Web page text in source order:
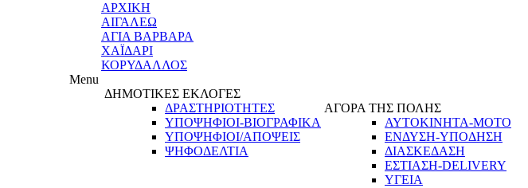
ΑΡΧΙΚΗ
ΑΙΓΑΛΕΩ
ΑΓΙΑ ΒΑΡΒΑΡΑ
ΧΑΪΔΑΡΙ
ΚΟΡΥΔΑΛΛΟΣ
Menu
ΔΗΜΟΤΙΚΕΣ ΕΚΛΟΓΕΣ
ΔΡΑΣΤΗΡΙΟΤΗΤΕΣ
ΥΠΟΨΗΦΙΟΙ-ΒΙΟΓΡΑΦΙΚΑ
ΥΠΟΨΗΦΙΟΙ/ΑΠΟΨΕΙΣ
ΨΗΦΟΔΕΛΤΙΑ
ΑΓΟΡΑ ΤΗΣ ΠΟΛΗΣ
ΑΥΤΟΚΙΝΗΤΑ-ΜΟΤΟ
ΕΝΔΥΣΗ-ΥΠΟΔΗΣΗ
ΔΙΑΣΚΕΔΑΣΗ
ΕΣΤΙΑΣΗ-DELIVERY
ΥΓΕΙΑ